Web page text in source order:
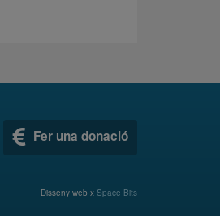
Fer una donació
Disseny web x Space Bits